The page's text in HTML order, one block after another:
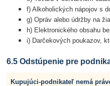
f) Alkoholických nápojov s
g) Opráv alebo údržby na
h) Elektronického obsahu
i) Darčekových poukazov,
6.5 Odstúpenie pre
Kupujúci-podnikateľ nemá